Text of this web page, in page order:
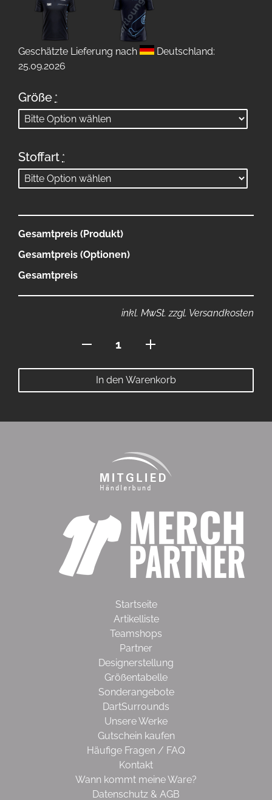
Geschätzte Lieferung nach
Deutschland:
25.09.2026
Größe *
Stoffart *
Gesamtpreis (Produkt)
Gesamtpreis (Optionen)
Gesamtpreis
inkl. MwSt. zzgl. Versandkosten
Polo
JE
Menge
In den Warenkorb
Startseite
Artikelliste
Teamshops
Partner
Designerstellung
Größentabelle
Sonderangebote
DartSurrounds
Unsere Werke
Gutschein kaufen
Häufige Fragen / FAQ
Kontakt
Wann kommt meine Ware?
Datenschutz & AGB